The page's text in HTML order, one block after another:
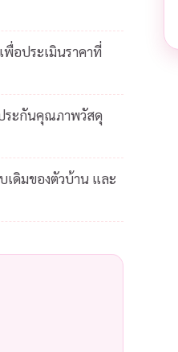
พื่อประเมินราคาที่
ระกันคุณภาพวัสดุ
เดิมของตัวบ้าน และ